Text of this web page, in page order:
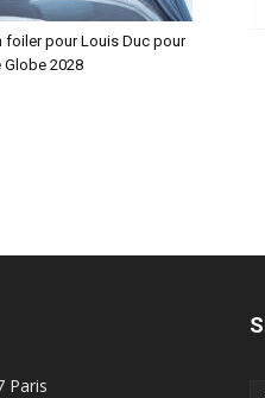
foiler pour Louis Duc pour
Globe 2028
Paris